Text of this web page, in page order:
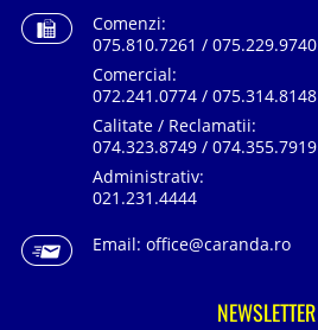
Comenzi:
075.810.7261 / 075.229.9740
Comercial:
072.241.0774 / 075.314.8148
Calitate / Reclamatii:
074.323.8749 / 074.355.7919
Administrativ:
021.231.4444
Email: office@caranda.ro
NEWSLETTER